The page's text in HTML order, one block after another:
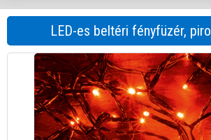
LED-es beltéri fényfüzér,